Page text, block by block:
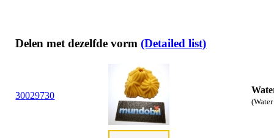
Delen met dezelfde vorm(Detailed list)
30029730